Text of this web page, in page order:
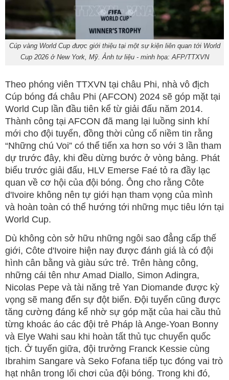
Cúp vàng World Cup được giới thiệu tại một sự kiện liên quan tới World
Cup 2026 ở New York, Mỹ. Ảnh tư liệu - minh họa: AFP/TTXVN
Theo phóng viên TTXVN tại châu Phi, nhà vô địch
Cúp bóng đá châu Phi (AFCON) 2024 sẽ góp mặt tại
World Cup lần đầu tiên kể từ giải đấu năm 2014.
Thành công tại AFCON đã mang lại luồng sinh khí
mới cho đội tuyển, đồng thời củng cố niềm tin rằng
“Những chú Voi” có thể tiến xa hơn so với 3 lần tham
dự trước đây, khi đều dừng bước ở vòng bảng. Phát
biểu trước giải đấu, HLV Emerse Faé tỏ ra đầy lạc
quan về cơ hội của đội bóng. Ông cho rằng Côte
d'Ivoire không nên tự giới hạn tham vọng của mình
và hoàn toàn có thể hướng tới những mục tiêu lớn tại
World Cup.
Dù không còn sở hữu những ngôi sao đẳng cấp thế
giới, Côte d'Ivoire hiện nay được đánh giá là có đội
hình cân bằng và giàu sức trẻ. Trên hàng công,
những cái tên như Amad Diallo, Simon Adingra,
Nicolas Pepe và tài năng trẻ Yan Diomande được kỳ
vọng sẽ mang đến sự đột biến. Đội tuyển cũng được
tăng cường đáng kể nhờ sự góp mặt của hai cầu thủ
từng khoác áo các đội trẻ Pháp là Ange-Yoan Bonny
và Elye Wahi sau khi hoàn tất thủ tục chuyển quốc
tịch. Ở tuyến giữa, đội trưởng Franck Kessie cùng
Ibrahim Sangare và Seko Fofana tiếp tục đóng vai trò
hạt nhân trong lối chơi của đội bóng. Trong khi đó,